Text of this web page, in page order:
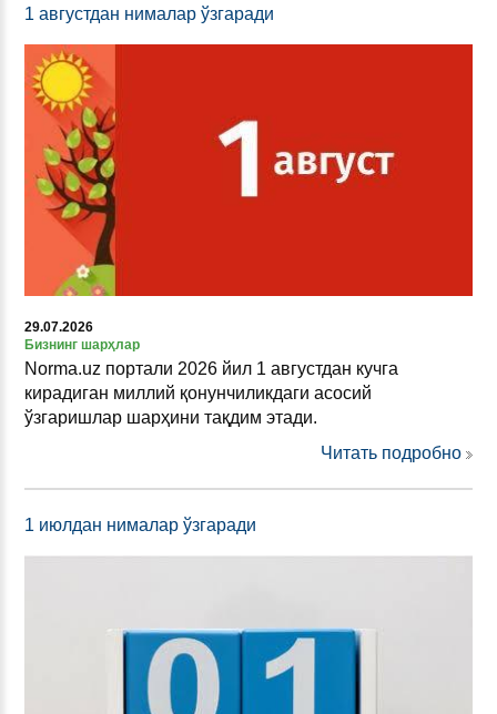
1 августдан нималар ўзгаради
29.07.2026
Бизнинг шарҳлар
Norma.uz портали 2026 йил 1 августдан кучга
кирадиган миллий қонунчиликдаги асосий
ўзгаришлар шарҳини тақдим этади.
Читать подробно
1 июлдан нималар ўзгаради